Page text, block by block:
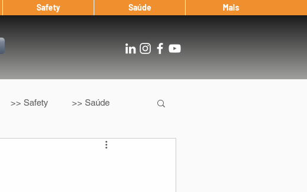
Safety Saúde Mais
>> Safety >> Saúde
After Landing